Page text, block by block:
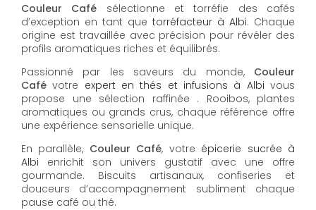
Couleur Café sélectionne et torréfie des cafés
d’exception en tant que torréfacteur à Albi. Chaque
origine est travaillée avec précision pour révéler des
profils aromatiques riches et équilibrés.
Passionné par les saveurs du monde, Couleur
Café votre expert en thés et infusions à Albi vous
propose une sélection raffinée . Rooibos, plantes
aromatiques ou grands crus, chaque référence offre
une expérience sensorielle unique.
En parallèle, Couleur Café, votre épicerie sucrée à
Albi enrichit son univers gustatif avec une offre
gourmande. Biscuits artisanaux, confiseries et
douceurs d’accompagnement subliment chaque
pause café ou thé.